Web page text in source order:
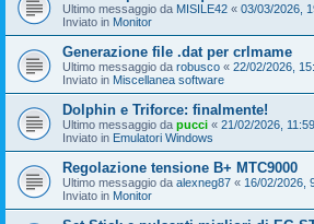
Ultimo messaggio da MISILE42 « 03/03/2026,
Inviato in Monitor
Generazione file .dat per crlmame
Ultimo messaggio da robusco « 22/02/2026,
Inviato in Miscellanea software
Dolphin e Triforce: finalmente!
Ultimo messaggio da pucci « 21/02/2026, 11:59
Inviato in Emulatori Windows
Regolazione tensione B+ MTC9000
Ultimo messaggio da alexneg87 « 16/02/2026,
Inviato in Monitor